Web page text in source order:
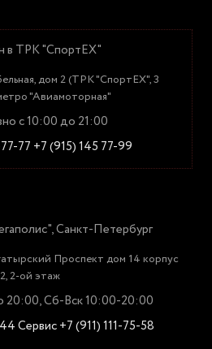
в ТРК "СпортЕХ"
дом 2 (ТРК "СпортЕХ", 3
"Авиамоторная"
с 10:00 до 21:00
77 +7 (915) 145 77-99
Санкт-Петербург
Проспект дом 14 корпус
2, 2-ой этаж
20:00, Сб-Вск 10:00-20:00
Сервис +7 (911) 111-75-58